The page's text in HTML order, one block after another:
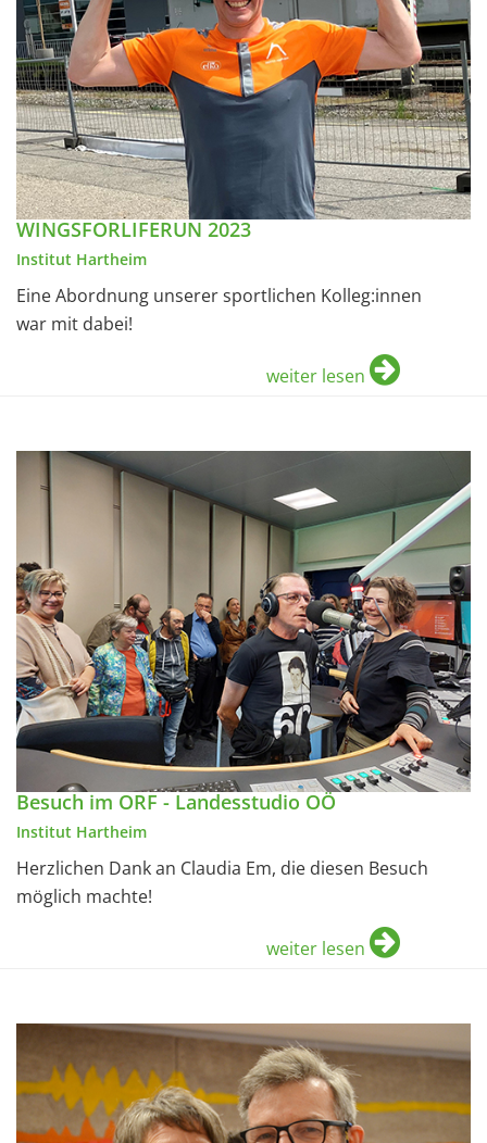
WINGSFORLIFERUN 2023
Institut Hartheim
Eine Abordnung unserer sportlichen Kolleg:innen
war mit dabei!
weiter lesen
Besuch im ORF - Landesstudio OÖ
Institut Hartheim
Herzlichen Dank an Claudia Em, die diesen Besuch
möglich machte!
weiter lesen